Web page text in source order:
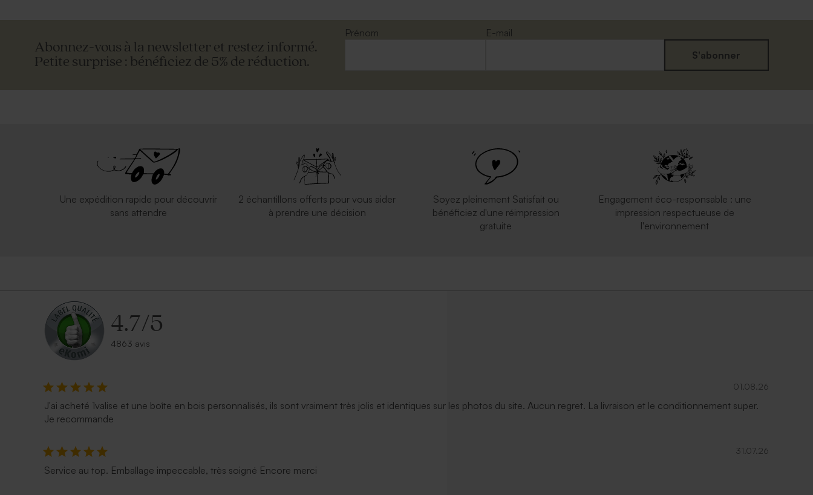
Invitation vierge triptyque bords
arrondis effet mat
Carte triptyque carrée 100%
personnalisée effet mat
Carte vierge rectangle horizontale
Carte 100% personnalisée rectangle
chevalet effet mat
Grand
Abonnez-vous à la newsletter et restez informé.
Petite surprise : bénéficiez de 5% de réduction.
Prénom
E-mail
S'abonner
Une expédition rapide pour découvrir
sans attendre
2 échantillons offerts pour vous aider
à prendre une décision
Soyez pleinement Satisfait ou
bénéficiez d'une réimpression
gratuite
Engagement éco-responsable : une
impression respectueuse de
l'environnement
4.7/5
4863 avis
01.08.26
J'ai acheté 1valise et une boîte en bois personnalisés, ils sont vraiment très jolis et identiques sur les photos du site. Aucun regret. La livraison et le conditionnement super.
Je recommande
31.07.26
Service au top. Emballage impeccable, très soigné Encore merci